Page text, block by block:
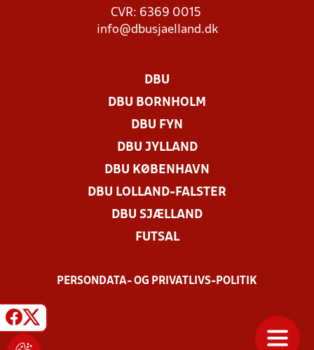
CVR: 6369 0015
info@dbusjaelland.dk
DBU
DBU BORNHOLM
DBU FYN
DBU JYLLAND
DBU KØBENHAVN
DBU LOLLAND-FALSTER
DBU SJÆLLAND
FUTSAL
PERSONDATA- OG PRIVATLIVS-POLITIK